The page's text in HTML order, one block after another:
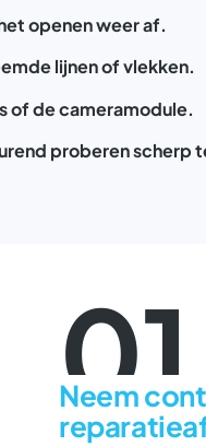
openen weer af.
lijnen of vlekken.
of de cameramodule.
proberen scherp
01
Neem